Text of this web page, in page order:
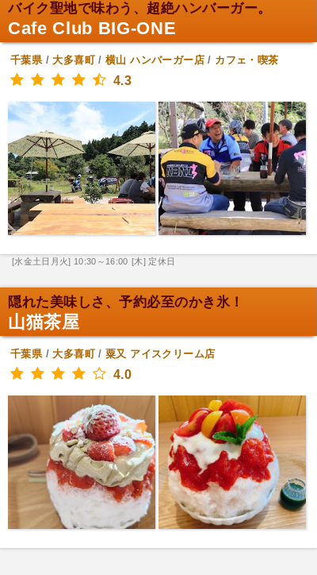
バイク聖地で味わう、超絶ハンバーガー。
Cafe Club BIG-ONE
千葉県/大多喜町/横山 ハンバーガー店/ カフェ・喫茶
4.3
[水金土日月火] 10:30～16:00 [木] 定休日
隠れた美味しさ、予約必至のかき氷！
山猫茶屋
千葉県/大多喜町/粟又 アイスクリーム店
4.0